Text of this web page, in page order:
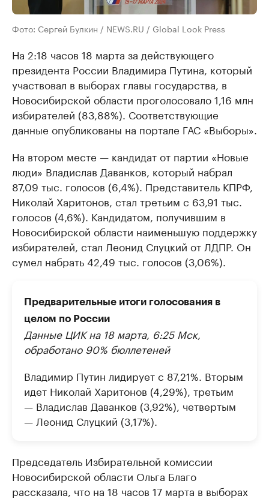
Фото: Сергей Булкин / NEWS.RU / Global Look Press
На 2:18 часов 18 марта за действующего
президента России Владимира Путина, который
участвовал в выборах главы государства, в
Новосибирской области проголосовало 1,16 млн
избирателей (83,88%). Соответствующие
данные опубликованы на портале ГАС «Выборы».
На втором месте — кандидат от партии «Новые
люди» Владислав Даванков, который набрал
87,09 тыс. голосов (6,4%). Представитель КПРФ,
Николай Харитонов, стал третьим с 63,91 тыс.
голосов (4,6%). Кандидатом, получившим в
Новосибирской области наименьшую поддержку
избирателей, стал Леонид Слуцкий от ЛДПР. Он
сумел набрать 42,49 тыс. голосов (3,06%).
Предварительные итоги голосования в
целом по России
Данные ЦИК на 18 марта, 6:25 Мск,
обработано 90% бюллетеней
Владимир Путин лидирует с 87,21%. Вторым
идет Николай Харитонов (4,29%), третьим
— Владислав Даванков (3,92%), четвертым
— Леонид Слуцкий (3,17%).
Председатель Избирательной комиссии
Новосибирской области Ольга Благо
рассказала, что на 18 часов 17 марта в выборах